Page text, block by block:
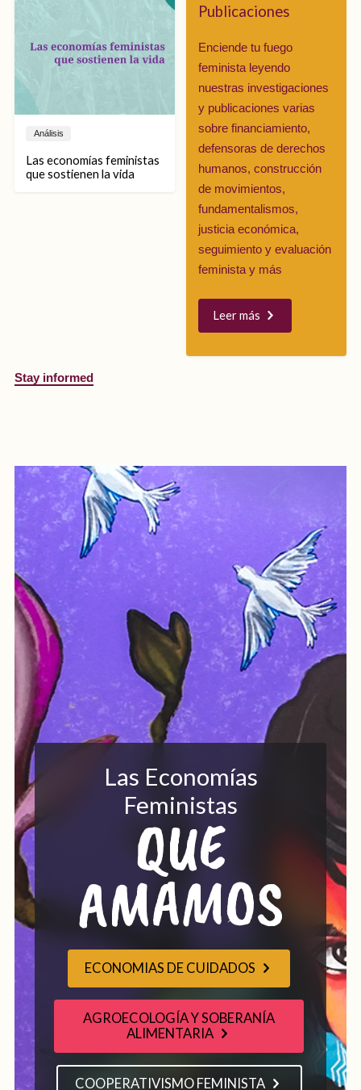
ha perdido y aquello que aún
permanece.
governments and reforms to
surveillance over refugees,
disinformation campaigns
took over social media,
demanding even stricter
measures.
Análisis
Las economías feministas
que sostienen la vida
Publicaciones
Enciende tu fuego
feminista leyendo
nuestras investigaciones
y publicaciones varias
sobre financiamiento,
defensoras de derechos
humanos, construcción
de movimientos,
fundamentalismos,
justicia económica,
seguimiento y evaluación
feminista y más
Leer más
Stay informed
Las Economías
Feministas
QUE
AMAMOS
ECONOMIAS DE CUIDADOS
AGROECOLOGÍA Y SOBERANÍA
ALIMENTARIA
COOPERATIVISMO FEMINISTA